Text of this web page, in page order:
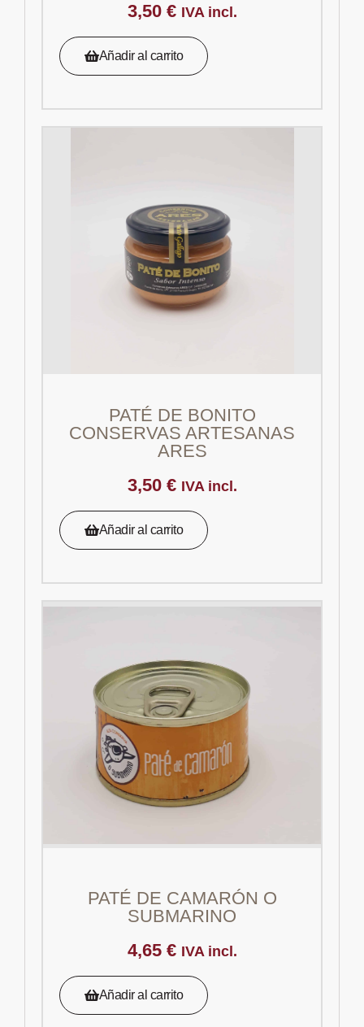
3,50 € IVA incl.
Añadir al carrito
PATÉ DE BONITO
CONSERVAS ARTESANAS
ARES
3,50 € IVA incl.
Añadir al carrito
PATÉ DE CAMARÓN O
SUBMARINO
4,65 € IVA incl.
Añadir al carrito